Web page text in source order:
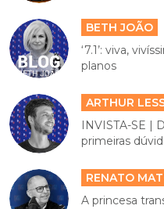
BETH JOÃO
‘7.1’: viva,
planos
ARTHUR
INVISTA-SE |
primeiras
RENATO
A princesa